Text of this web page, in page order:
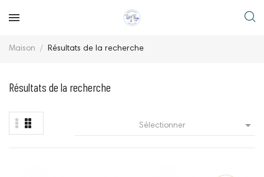
Maison Résultats de la recherche
Résultats de la recherche
Sélectionner 